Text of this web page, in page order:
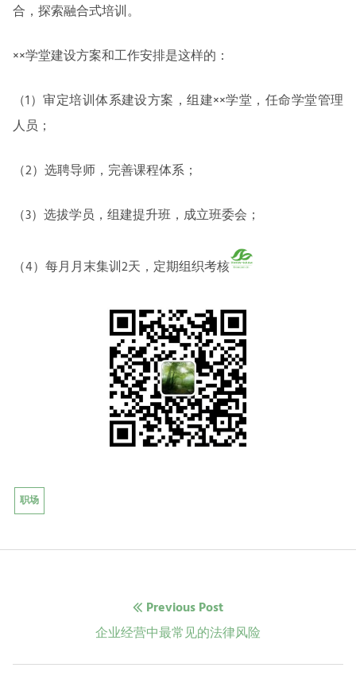
合，探索融合式培训。
××学堂建设方案和工作安排是这样的：
（1）审定培训体系建设方案，组建××学堂，任命学堂管理
人员；
（2）选聘导师，完善课程体系；
（3）选拔学员，组建提升班，成立班委会；
（4）每月月末集训2天，定期组织考核
职场
导
Previous Post
Previous
企业经营中最常见的法律风险